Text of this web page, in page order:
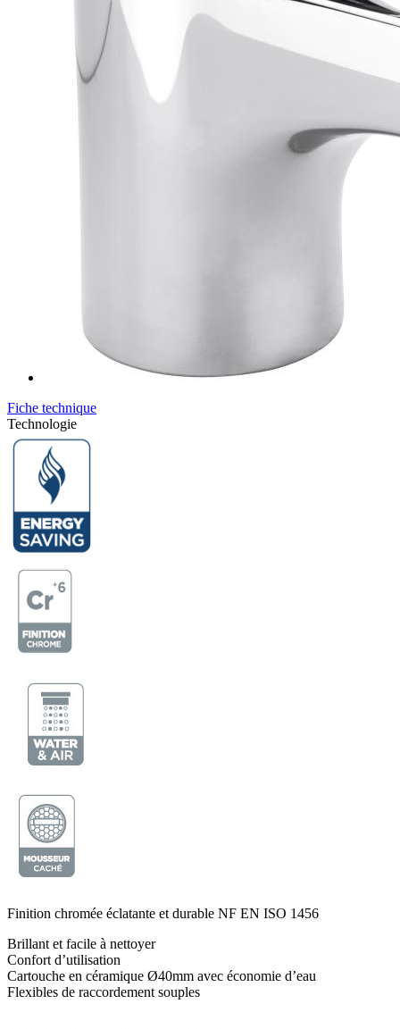
Fiche technique
Technologie
Finition chromée éclatante et durable NF EN ISO 1456
Brillant et facile à nettoyer
Confort d’utilisation
Cartouche en céramique Ø40mm avec économie d’eau
Flexibles de raccordement souples